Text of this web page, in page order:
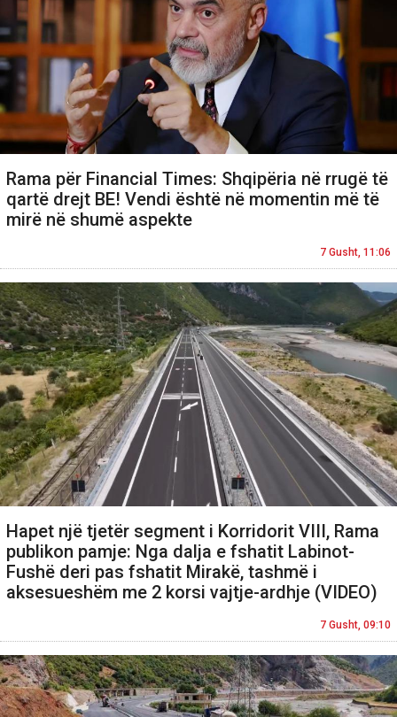
Rama për Financial Times: Shqipëria në rrugë të
qartë drejt BE! Vendi është në momentin më të
mirë në shumë aspekte
7 Gusht, 11:06
Hapet një tjetër segment i Korridorit VIII, Rama
publikon pamje: Nga dalja e fshatit Labinot-
Fushë deri pas fshatit Mirakë, tashmë i
aksesueshëm me 2 korsi vajtje-ardhje (VIDEO)
7 Gusht, 09:10